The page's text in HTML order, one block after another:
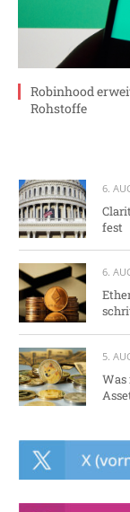
Robinhood
Rohstoffe
6.
fest
6.
5.
Was